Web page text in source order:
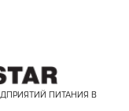
ПИТАНИЯ В